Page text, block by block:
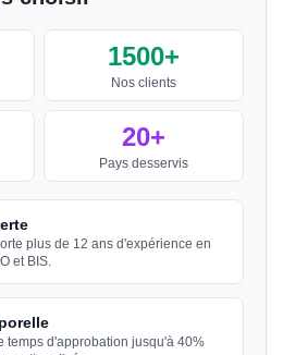
Company,
au Bahreïn
BIS fluide avec des
Titulaire de licence BIS au
pour la licence BIS,
”
1500+
Nos clients
20+
Pays desservis
plus de 12 ans d'expérience en
et BIS.
temps d'approbation jusqu'à 40%